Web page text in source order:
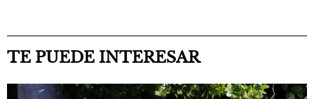
TE PUEDE INTERESAR